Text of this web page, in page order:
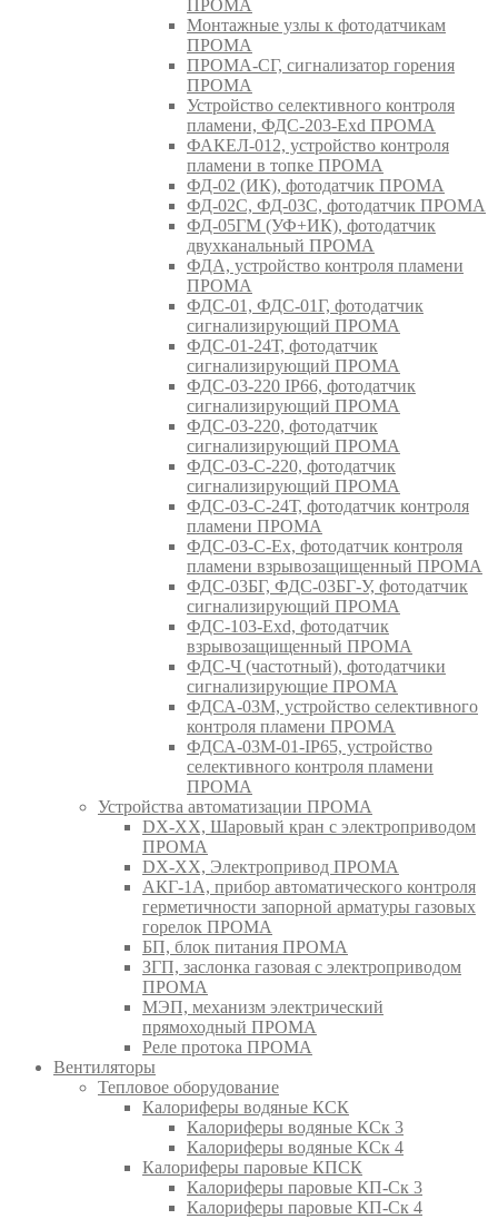
ПРОМА
Монтажные узлы к фотодатчикам
ПРОМА
ПРОМА-СГ, сигнализатор горения
ПРОМА
Устройство селективного контроля
пламени, ФДС-203-Exd ПРОМА
ФАКЕЛ-012, устройство контроля
пламени в топке ПРОМА
ФД-02 (ИК), фотодатчик ПРОМА
ФД-02С, ФД-03С, фотодатчик ПРОМА
ФД-05ГМ (УФ+ИК), фотодатчик
двухканальный ПРОМА
ФДА, устройство контроля пламени
ПРОМА
ФДС-01, ФДС-01Г, фотодатчик
сигнализирующий ПРОМА
ФДС-01-24Т, фотодатчик
сигнализирующий ПРОМА
ФДС-03-220 IP66, фотодатчик
сигнализирующий ПРОМА
ФДС-03-220, фотодатчик
сигнализирующий ПРОМА
ФДС-03-С-220, фотодатчик
сигнализирующий ПРОМА
ФДС-03-С-24Т, фотодатчик контроля
пламени ПРОМА
ФДС-03-С-Ex, фотодатчик контроля
пламени взрывозащищенный ПРОМА
ФДС-03БГ, ФДС-03БГ-У, фотодатчик
сигнализирующий ПРОМА
ФДС-103-Ехd, фотодатчик
взрывозащищенный ПРОМА
ФДС-Ч (частотный), фотодатчики
сигнализирующие ПРОМА
ФДСА-03М, устройство селективного
контроля пламени ПРОМА
ФДСА-03М-01-IP65, устройство
селективного контроля пламени
ПРОМА
Устройства автоматизации ПРОМА
DX-XX, Шаровый кран c электроприводом
ПРОМА
DX-XX, Электропривод ПРОМА
АКГ-1А, прибор автоматического контроля
герметичности запорной арматуры газовых
горелок ПРОМА
БП, блок питания ПРОМА
ЗГП, заслонка газовая с электроприводом
ПРОМА
МЭП, механизм электрический
прямоходный ПРОМА
Реле протока ПРОМА
Вентиляторы
Тепловое оборудование
Калориферы водяные КСК
Калориферы водяные КСк 3
Калориферы водяные КСк 4
Калориферы паровые КПСК
Калориферы паровые КП-Ск 3
Калориферы паровые КП-Ск 4